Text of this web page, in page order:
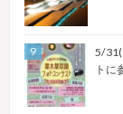
5/31(
トに